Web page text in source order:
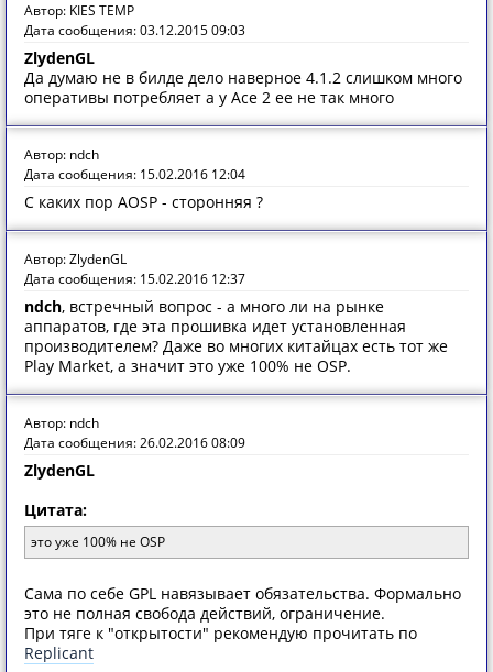
Автор: KIES TEMP
Дата сообщения: 03.12.2015 09:03
ZlydenGL
Да думаю не в билде дело наверное 4.1.2 слишком много
оперативы потребляет а у Асе 2 ее не так много
Автор: ndch
Дата сообщения: 15.02.2016 12:04
С каких пор AOSP - сторонняя ?
Автор: ZlydenGL
Дата сообщения: 15.02.2016 12:37
ndch, встречный вопрос - а много ли на рынке
аппаратов, где эта прошивка идет установленная
производителем? Даже во многих китайцах есть тот же
Play Market, а значит это уже 100% не OSP.
Автор: ndch
Дата сообщения: 26.02.2016 08:09
ZlydenGL
Цитата:
это уже 100% не OSP
Сама по себе GPL навязывает обязательства. Формально
это не полная свобода действий, ограничение.
При тяге к "открытости" рекомендую прочитать по
Replicant